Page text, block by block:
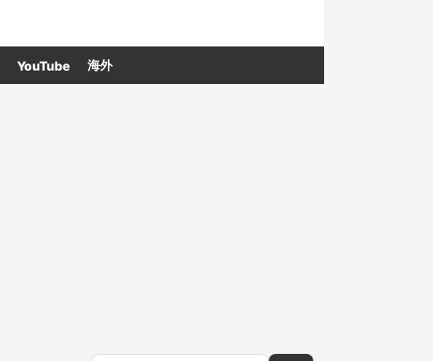
YouTube 海外